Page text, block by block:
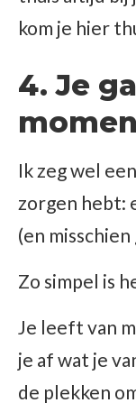
kom je hier
4. Je
Ik zeg wel
zorgen hebt:
(en misschien
Zo simpel is
Je leeft van
je af wat je
de plekken